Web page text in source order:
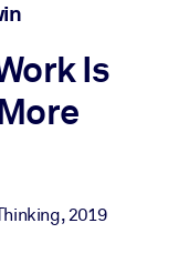
в вашу LMS/LXP для
Is
,2019